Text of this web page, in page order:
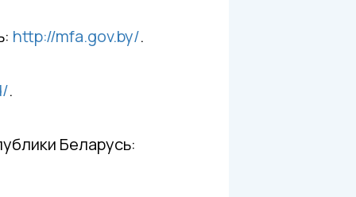
http://mfa.gov.by/.
.
Беларусь: